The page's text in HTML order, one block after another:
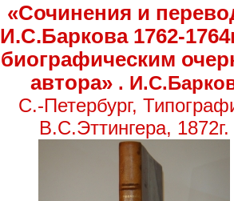
«Сочинения и
И.С.Баркова 1762-
биографическим
автора» .
С.-Петербург,
В.С.Эттингера, 1872г.